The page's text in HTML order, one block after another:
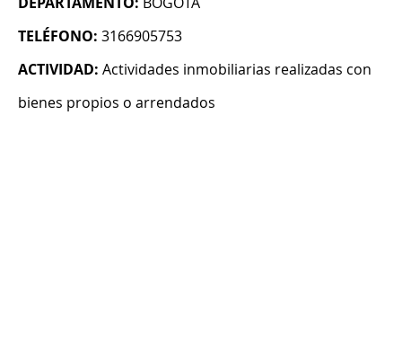
TELÉFONO: 3166905753
ACTIVIDAD: Actividades inmobiliarias realizadas con
bienes propios o arrendados